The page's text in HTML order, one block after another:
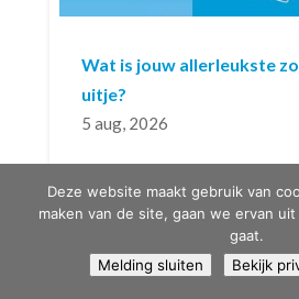
Wat is jouw allerleukste
uitje?
5 aug, 2026
dan 300 uitjes. Zo ga je
weg. Of je nu houdt van
attracties, bijzondere dieren,
Deze website maakt gebruik van
maken van de site, gaan we ervan
gaat.
Melding sluiten
Bekijk